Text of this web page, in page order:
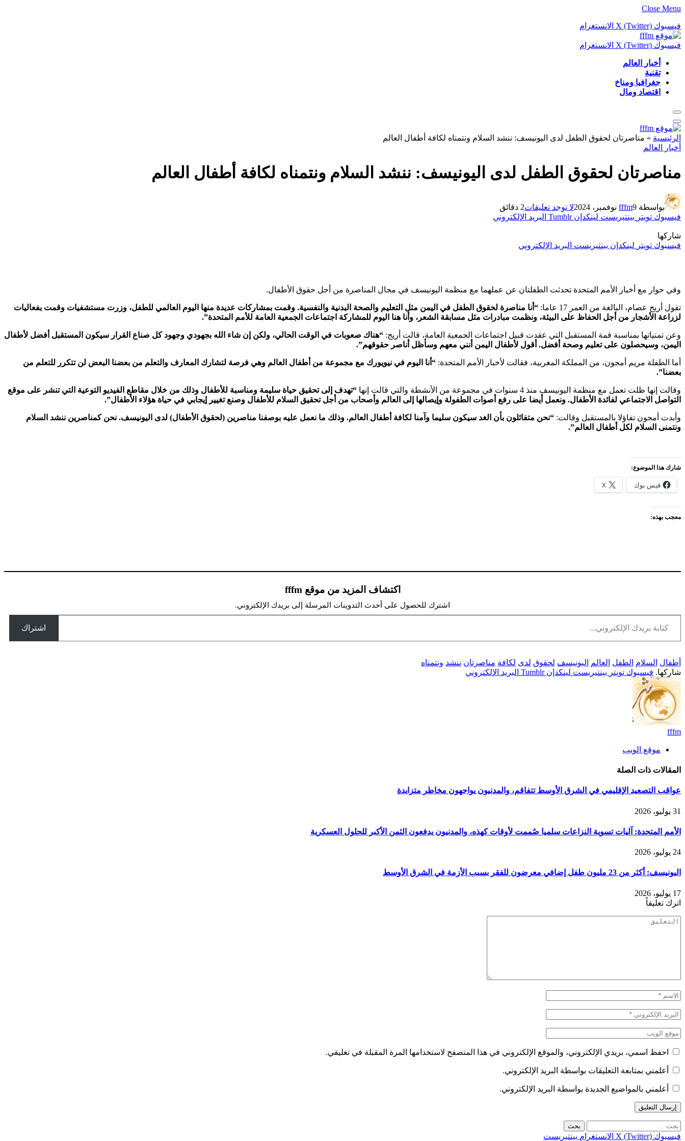
Close Menu
فيسبوك X (Twitter) الانستغرام
فيسبوك X (Twitter) الانستغرام
أخبار العالم
تقنية
جغرافيا ومناخ
اقتصاد ومال
الرئيسية » مناصرتان لحقوق الطفل لدى اليونيسف: ننشد السلام ونتمناه لكافة أطفال العالم
أخبار العالم
مناصرتان لحقوق الطفل لدى اليونيسف: ننشد السلام ونتمناه لكافة أطفال العالم
بواسطة fffm9 نوفمبر، 2024 لا توجد تعليقات2 دقائق
فيسبوك تويتر بينتيريست لينكدإن Tumblr البريد الإلكتروني
شاركها
فيسبوك تويتر لينكدإن بينتيريست البريد الإلكتروني
وفي حوار مع أخبار الأمم المتحدة تحدثت الطفلتان عن عملهما مع منظمة اليونيسف في مجال المناصرة من أجل حقوق الأطفال.
تقول أريج عصام، البالغة من العمر 17 عاما:
“أنا مناصرة لحقوق الطفل في اليمن مثل التعليم والصحة البدنية والنفسية. وقمت بمشاركات عديدة منها اليوم العالمي للطفل، وزرت مستشفيات وقمت بفعاليات
لزراعة الأشجار من أجل الحفاظ على البيئة، ونظمت مبادرات مثل مسابقة الشعر، وأنا هنا اليوم للمشاركة اجتماعات الجمعية العامة للأمم المتحدة”.
وعن تمنياتها بمناسبة قمة المستقبل التي عقدت قبيل اجتماعات الجمعية العامة، قالت أريج: “هناك صعوبات في الوقت الحالي، ولكن إن شاء الله بجهودي وجهود كل صناع القرار سيكون المستقبل أفضل لأطفال
اليمن، وسيحصلون على تعليم وصحة أفضل. أقول لأطفال اليمن أنني معهم وسأظل أناصر حقوقهم”.
أما الطفلة مريم أمجون، من المملكة المغربية، فقالت لأخبار الأمم المتحدة: “أنا اليوم في نيويورك مع مجموعة من أطفال العالم وهي فرصة لتشارك المعارف والتعلم من بعضنا البعض لن تتكرر للتعلم من
بعضنا”.
وقالت إنها ظلت تعمل مع منظمة اليونيسف منذ 4 سنوات في مجموعة من الأنشطة والتي قالت إنها
“تهدف إلى تحقيق حياة سليمة ومناسبة للأطفال وذلك من خلال مقاطع الفيديو التوعية التي تنشر على موقع
التواصل الاجتماعي لفائدة الأطفال. ونعمل أيضا على رفع أصوات الطفولة وإيصالها إلى العالم وأصحاب من أجل تحقيق السلام للأطفال وصنع تغيير إيجابي في حياة هؤلاء الأطفال”.
وأبدت أمجون تفاؤلا بالمستقبل وقالت: “نحن متفائلون بأن الغد سيكون سليما وآمنا لكافة أطفال العالم. وذلك ما نعمل عليه بوصفنا مناصرين (لحقوق الأطفال) لدى اليونيسف. نحن كمناصرين ننشد السلام
ونتمنى السلام لكل أطفال العالم”.
شارك هذا الموضوع:
فيس بوك X
معجب بهذه:
اكتشاف المزيد من موقع fffm
اشترك للحصول على أحدث التدوينات المرسلة إلى بريدك الإلكتروني.
كتابة بريدك الإلكتروني...
اشتراك
أطفال السلام الطفل العالم اليونيسف لحقوق لدى لكافة مناصرتان ننشد ونتمناه
شاركها. فيسبوك تويتر بينتيريست لينكدإن Tumblr البريد الإلكتروني
fffm
موقع الويب
المقالات ذات الصلة
عواقب التصعيد الإقليمي في الشرق الأوسط تتفاقم، والمدنيون يواجهون مخاطر متزايدة
31 يوليو، 2026
الأمم المتحدة: آليات تسوية النزاعات سلميا صُممت لأوقات كهذه، والمدنيون يدفعون الثمن الأكبر للحلول العسكرية
24 يوليو، 2026
اليونيسف: أكثر من 23 مليون طفل إضافي معرضون للفقر بسبب الأزمة في الشرق الأوسط
17 يوليو، 2026
اترك تعليقاً
احفظ اسمي، بريدي الإلكتروني، والموقع الإلكتروني في هذا المتصفح لاستخدامها المرة المقبلة في تعليقي.
أعلمني بمتابعة التعليقات بواسطة البريد الإلكتروني.
أعلمني بالمواضيع الجديدة بواسطة البريد الإلكتروني.
البحث
عن:
فيسبوك X (Twitter) الانستغرام بينتيريست